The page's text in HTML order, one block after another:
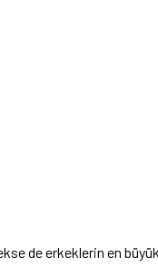
de erkeklerin en